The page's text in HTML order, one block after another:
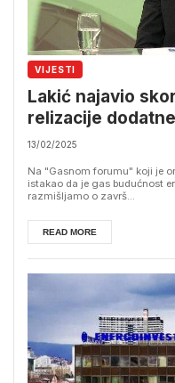
VIJESTI
Lakić najavio
relizacije
13/02/2025
Na "Gasnom forumu" koji je
istakao da je gas budućnost
razmišljamo o završ...
READ MORE